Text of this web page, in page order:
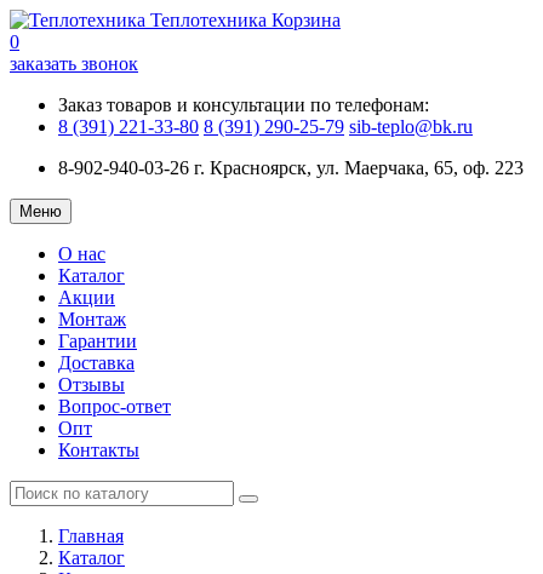
Теплотехника Корзина
0
заказать звонок
Заказ товаров и консультации по телефонам:
8 (391) 221-33-80 8 (391) 290-25-79 sib-teplo@bk.ru
8-902-940-03-26 г. Красноярск, ул. Маерчака, 65, оф. 223
Меню
О нас
Каталог
Акции
Монтаж
Гарантии
Доставка
Отзывы
Вопрос-ответ
Опт
Контакты
Главная
Каталог